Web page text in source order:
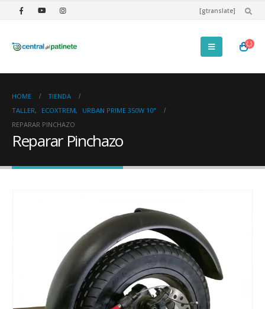
[gtranslate]
HOME
TIENDA
TALLER, ECOXTREM,
URBAN PRIME 350W 10"
REPARAR PINCHAZO
Reparar Pinchazo